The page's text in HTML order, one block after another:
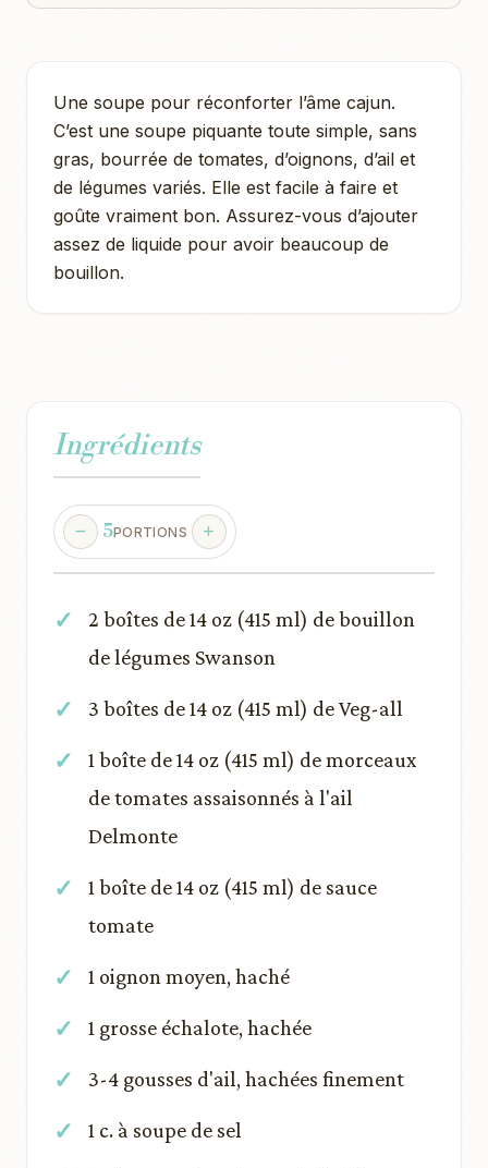
Une soupe pour réconforter l’âme cajun.
C’est une soupe piquante toute simple, sans
gras, bourrée de tomates, d’oignons, d’ail et
de légumes variés. Elle est facile à faire et
goûte vraiment bon. Assurez-vous d’ajouter
assez de liquide pour avoir beaucoup de
bouillon.
Ingrédients
5PORTIONS
2 boîtes de 14 oz (415 ml) de bouillon
de légumes Swanson
3 boîtes de 14 oz (415 ml) de Veg-all
1 boîte de 14 oz (415 ml) de morceaux
de tomates assaisonnés à l'ail
Delmonte
1 boîte de 14 oz (415 ml) de sauce
tomate
1 oignon moyen, haché
1 grosse échalote, hachée
3-4 gousses d'ail, hachées finement
1 c. à soupe de sel